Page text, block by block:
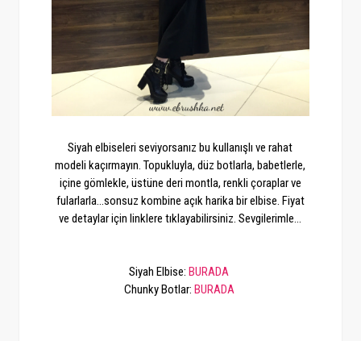
Siyah elbiseleri seviyorsanız bu kullanışlı ve rahat
modeli kaçırmayın. Topukluyla, düz botlarla, babetlerle,
içine gömlekle, üstüne deri montla, renkli çoraplar ve
fularlarla...sonsuz kombine açık harika bir elbise. Fiyat
ve detaylar için linklere tıklayabilirsiniz. Sevgilerimle...
Siyah Elbise:BURADA
Chunky Botlar: BURADA